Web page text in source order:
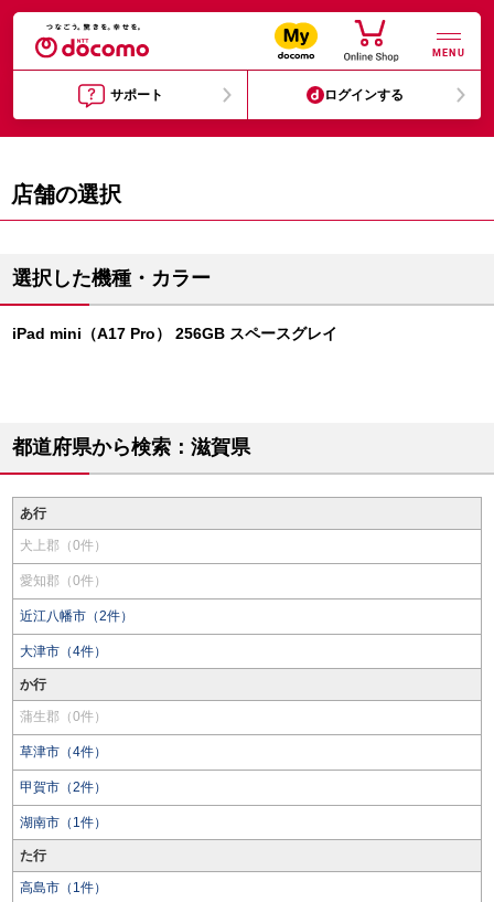
MENU
サポート ログインする
店舗の選択
選択した機種・カラー
iPad mini（A17 Pro） 256GB スペースグレイ
都道府県から検索：滋賀県
あ行
犬上郡（0件）
愛知郡（0件）
近江八幡市（2件）
大津市（4件）
か行
蒲生郡（0件）
草津市（4件）
甲賀市（2件）
湖南市（1件）
た行
高島市（1件）